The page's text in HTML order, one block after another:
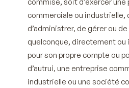
commerciale ou industrielle,
d’administrer, de gérer ou
quelconque, directement
pour son propre compte ou
d’autrui, une entreprise
industrielle ou une société